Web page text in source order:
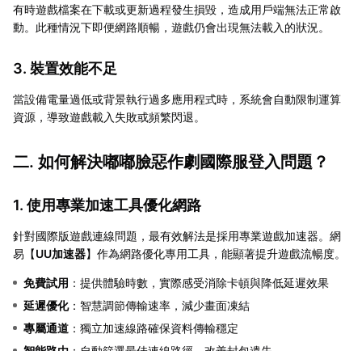
有時遊戲檔案在下載或更新過程發生損毀，造成用戶端無法正常啟
動。此種情況下即便網路順暢，遊戲仍會出現無法載入的狀況。
3. 裝置效能不足
當設備電量過低或背景執行過多應用程式時，系統會自動限制運算
資源，導致遊戲載入失敗或頻繁閃退。
二. 如何解決嘟嘟臉惡作劇國際服登入問題？
1. 使用專業加速工具優化網路
針對國際版遊戲連線問題，最有效解法是採用專業遊戲加速器。網
易【UU加速器】作為網路優化專用工具，能顯著提升遊戲流暢度。
免費試用 ：提供體驗時數，實際感受消除卡頓與降低延遲效果
延遲優化：智慧調節傳輸速率，減少畫面凍結
專屬通道 ：獨立加速線路確保資料傳輸穩定